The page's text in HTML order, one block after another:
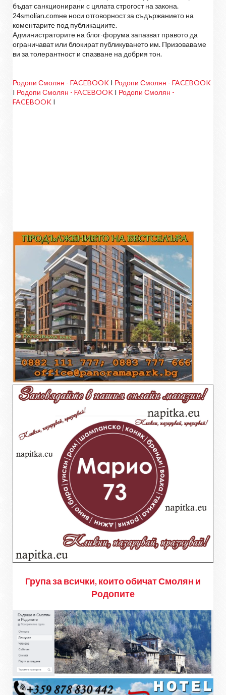
бъдат санкционирани с цялата строгост на закона.
24smolian.comне носи отговорност за съдържанието на
коментарите под публикациите.
Администраторите на блог-форума запазват правото да
ограничават или блокират публикуването им. Призоваваме
ви за толерантност и спазване на добрия тон.
Родопи Смолян - FACEBOOK I Родопи Смолян - FACEBOOK
I Родопи Смолян - FACEBOOK I Родопи Смолян -
FACEBOOK I
Група за всички, които обичат Смолян и
Родопите